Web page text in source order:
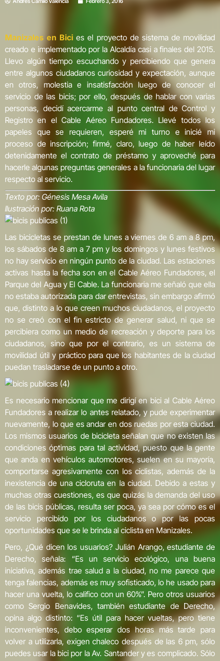
Manizales en Bici es el proyecto de sistema de movilidad
creado e implementado por la Alcaldía casi a finales del 2015.
Llevo algún tiempo escuchando y percibiendo que genera
entre algunos ciudadanos curiosidad y expectación, aunque
en otros, molestia e insatisfacción luego de conocer el
servicio de las bicis; por ello, después de hablar con varias
personas, decidí acercarme al punto central de Control y
Registro en el Cable Aéreo Fundadores. Llevé todos los
papeles que se requieren, esperé mi turno e inicié mi
proceso de inscripción; firmé, claro, luego de haber leído
detenidamente el contrato de préstamo y aproveché para
hacerle algunas preguntas generales a la funcionaria del lugar
respecto al servicio.
Texto por: Génesis Mesa Avila
Ilustración por: Ruana Rota
Las bicicletas se prestan de lunes a viernes de 6 am a 8 pm,
los sábados de 8 am a 7 pm y los domingos y lunes festivos
no hay servicio en ningún punto de la ciudad. Las estaciones
activas hasta la fecha son en el Cable Aéreo Fundadores, el
Parque del Agua y El Cable. La funcionaria me señaló que ella
no estaba autorizada para dar entrevistas, sin embargo afirmó
que, distinto a lo que creen muchos ciudadanos, el proyecto
no se creó con el fin estricto de generar salud, ni que se
percibiera como un medio de recreación y deporte para los
ciudadanos, sino que por el contrario, es un sistema de
movilidad útil y práctico para que los habitantes de la ciudad
puedan trasladarse de un punto a otro.
Es necesario mencionar que me dirigí en bici al Cable Aéreo
Fundadores a realizar lo antes relatado, y pude experimentar
nuevamente, lo que es andar en dos ruedas por esta ciudad.
Los mismos usuarios de bicicleta señalan que no existen las
condiciones óptimas para tal actividad, puesto que la gente
que anda en vehículos automotores, suelen en su mayoría,
comportarse agresivamente con los ciclistas, además de la
inexistencia de una cicloruta en la ciudad. Debido a estas y
muchas otras cuestiones, es que quizás la demanda del uso
de las bicis públicas, resulta ser poca, ya sea por cómo es el
servicio percibido por los ciudadanos o por las pocas
oportunidades que se le brinda al ciclista en Manizales.
Pero, ¿Qué dicen los usuarios? Julián Arango, estudiante de
Derecho, señala: “Es un servicio ecológico, una buena
iniciativa, además trae salud a la ciudad, no me parece que
tenga falencias, además es muy sofisticado, lo he usado para
hacer una vuelta, lo califico con un 60%”. Pero otros usuarios
como Sergio Benavides, también estudiante de Derecho,
opina algo distinto: “Es útil para hacer vueltas, pero tiene
inconvenientes, debo esperar dos horas más tarde para
volver a utilizarla, exigen chaleco después de las 6 pm, sólo
puedes usar la bici por la Av. Santander y es complicado. Sólo